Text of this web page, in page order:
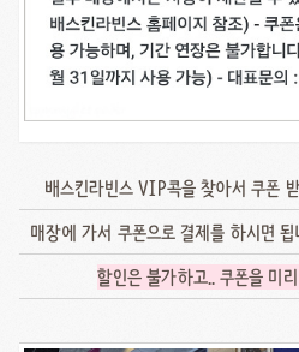
배스킨라빈스 VIP콕을 찾아서 쿠폰
매장에 가서 쿠폰으로 결제를 하시면 됩
할인은 불가하고.. 쿠폰을 미